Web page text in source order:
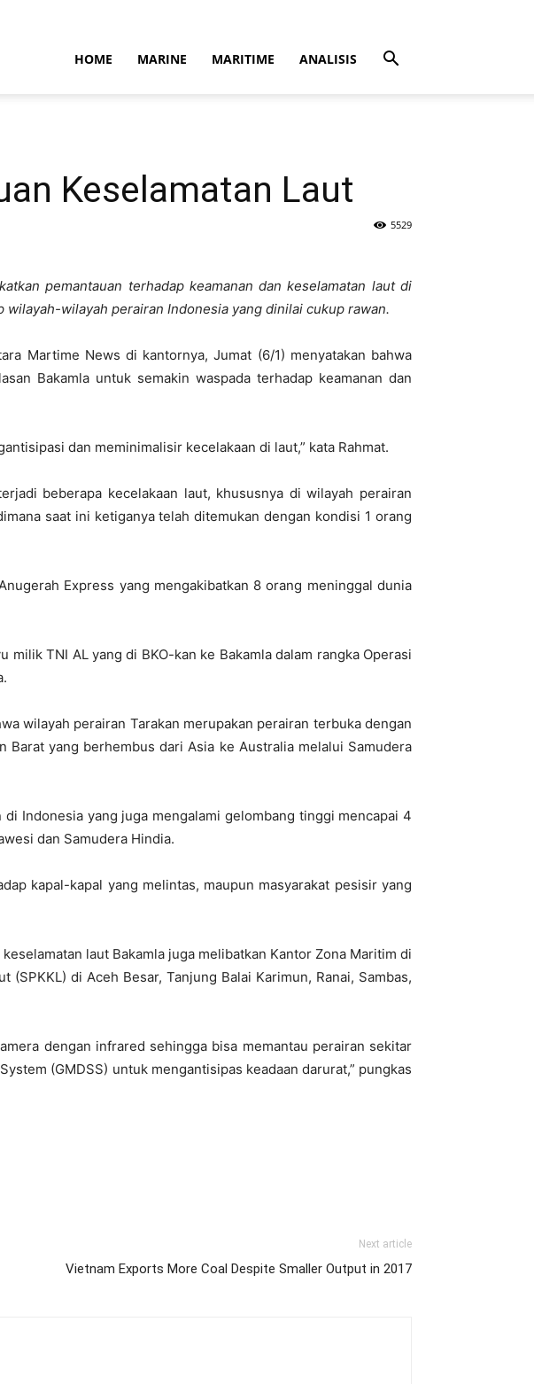
HOME MARINE MARITIME ANALISIS
Keselamatan Laut
5529
pemantauan terhadap keamanan dan keselamatan laut di
wilayah perairan Indonesia yang dinilai cukup rawan.
Martime News di kantornya, Jumat (6/1) menyatakan bahwa
Bakamla untuk semakin waspada terhadap keamanan dan
dan meminimalisir kecelakaan di laut,” kata Rahmat.
beberapa kecelakaan laut, khususnya di wilayah perairan
saat ini ketiganya telah ditemukan dengan kondisi 1 orang
Express yang mengakibatkan 8 orang meninggal dunia
TNI AL yang di BKO-kan ke Bakamla dalam rangka Operasi
wilayah perairan Tarakan merupakan perairan terbuka dengan
yang berhembus dari Asia ke Australia melalui Samudera
Indonesia yang juga mengalami gelombang tinggi mencapai 4
dan Samudera Hindia.
kapal-kapal yang melintas, maupun masyarakat pesisir yang
laut Bakamla juga melibatkan Kantor Zona Maritim di
(SPKKL) di Aceh Besar, Tanjung Balai Karimun, Ranai, Sambas,
dengan infrared sehingga bisa memantau perairan sekitar
(GMDSS) untuk mengantisipas keadaan darurat,” pungkas
Next article
Vietnam Exports More Coal Despite Smaller Output in 2017